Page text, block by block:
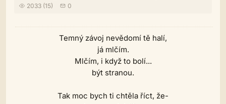
2033 (15)
0
Temný závoj nevědomí tě halí,
já mlčím.
Mlčím, i když to bolí...
být stranou.
Tak moc bych ti chtěla říct, že-